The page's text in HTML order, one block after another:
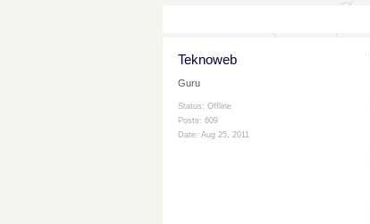
Teknoweb
Guru
Status: Offline
Posts: 609
Date: Aug 25, 2011